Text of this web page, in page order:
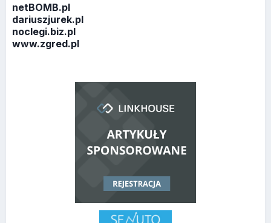
netBOMB.pl
dariuszjurek.pl
noclegi.biz.pl
www.zgred.pl